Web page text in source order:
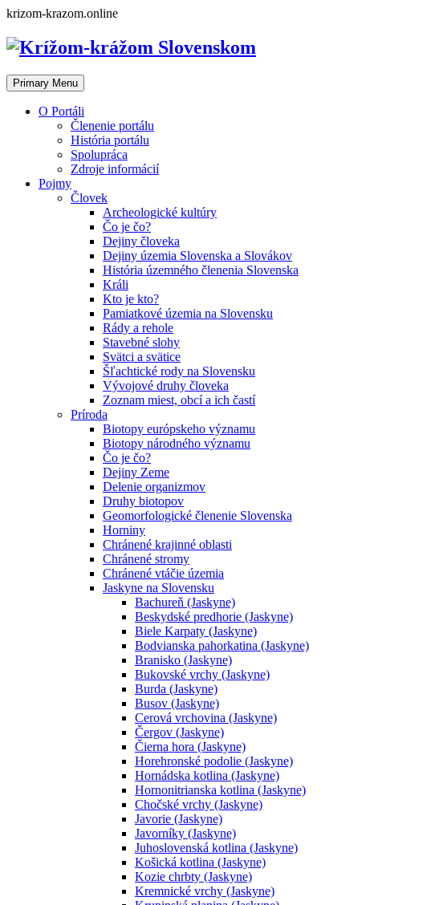
Skip
content
krizom-krazom.online
Primary Menu
O Portáli
Členenie portálu
História portálu
Spolupráca
Zdroje informácií
Pojmy
Človek
Archeologické kultúry
Čo je čo?
Dejiny človeka
Dejiny územia Slovenska a Slovákov
História územného členenia Slovenska
Králi
Kto je kto?
Pamiatkové územia na Slovensku
Rády a rehole
Stavebné slohy
Svätci a svätice
Šľachtické rody na Slovensku
Vývojové druhy človeka
Zoznam miest, obcí a ich častí
Príroda
Biotopy európskeho významu
Biotopy národného významu
Čo je čo?
Dejiny Zeme
Delenie organizmov
Druhy biotopov
Geomorfologické členenie Slovenska
Horniny
Chránené krajinné oblasti
Chránené stromy
Chránené vtáčie územia
Jaskyne na Slovensku
Bachureň (Jaskyne)
Beskydské predhorie (Jaskyne)
Biele Karpaty (Jaskyne)
Bodvianska pahorkatina (Jaskyne)
Branisko (Jaskyne)
Bukovské vrchy (Jaskyne)
Burda (Jaskyne)
Busov (Jaskyne)
Cerová vrchovina (Jaskyne)
Čergov (Jaskyne)
Čierna hora (Jaskyne)
Horehronské podolie (Jaskyne)
Hornádska kotlina (Jaskyne)
Hornonitrianska kotlina (Jaskyne)
Chočské vrchy (Jaskyne)
Javorie (Jaskyne)
Javorníky (Jaskyne)
Juhoslovenská kotlina (Jaskyne)
Košická kotlina (Jaskyne)
Kozie chrbty (Jaskyne)
Kremnické vrchy (Jaskyne)